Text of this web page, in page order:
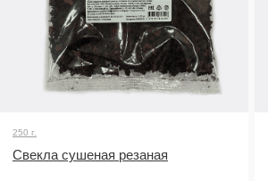
250 г.
Свекла сушеная резаная